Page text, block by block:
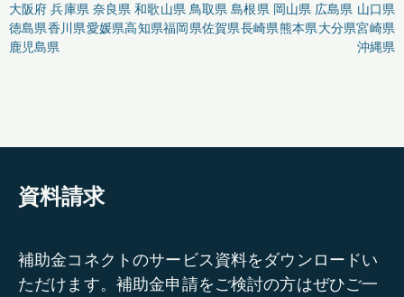
大阪府 兵庫県 奈良県 和歌山県 鳥取県 島根県 岡山県 広島県 山口県
徳島県香川県愛媛県高知県福岡県佐賀県長崎県熊本県大分県宮崎県
鹿児島県
沖縄県
資料請求
補助金コネクトのサービス資料をダウンロードい
ただけます。補助金申請をご検討の方はぜひご一